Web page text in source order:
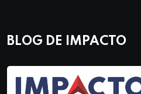
BLOG DE IMPACTO